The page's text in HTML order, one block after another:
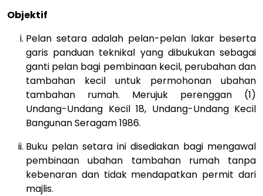
Objektif
Pelan setara adalah pelan-pelan lakar beserta
garis panduan teknikal yang dibukukan sebagai
ganti pelan bagi pembinaan kecil, perubahan dan
tambahan kecil untuk permohonan ubahan
tambahan rumah. Merujuk perenggan (1)
Undang-Undang Kecil 18, Undang-Undang Kecil
Bangunan Seragam 1986.
Buku pelan setara ini disediakan bagi mengawal
pembinaan ubahan tambahan rumah tanpa
kebenaran dan tidak mendapatkan permit dari
majlis.